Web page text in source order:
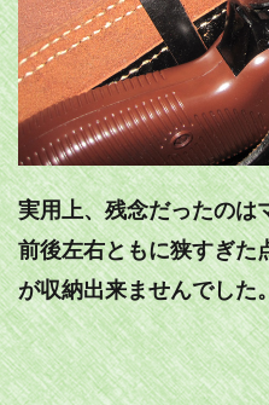
実用上、残念だったのは
前後左右ともに狭すぎた
が収納出来ませんでした